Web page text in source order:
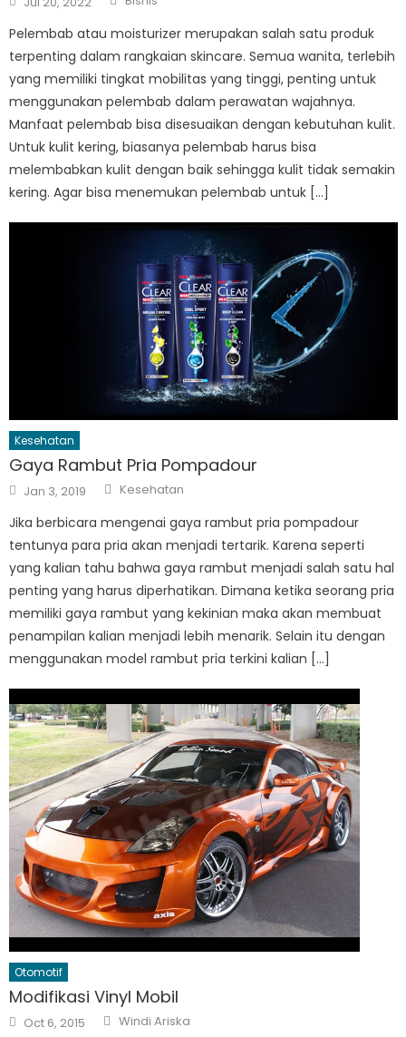
on
Pelembab atau moisturizer merupakan salah satu produk
terpenting dalam rangkaian skincare. Semua wanita, terlebih
yang memiliki tingkat mobilitas yang tinggi, penting untuk
menggunakan pelembab dalam perawatan wajahnya.
Manfaat pelembab bisa disesuaikan dengan kebutuhan kulit.
Untuk kulit kering, biasanya pelembab harus bisa
melembabkan kulit dengan baik sehingga kulit tidak semakin
kering. Agar bisa menemukan pelembab untuk […]
Kesehatan
Gaya Rambut Pria Pompadour
Posted
on
Jan 3, 2019 Author
Kesehatan
Jika berbicara mengenai gaya rambut pria pompadour
tentunya para pria akan menjadi tertarik. Karena seperti
yang kalian tahu bahwa gaya rambut menjadi salah satu hal
penting yang harus diperhatikan. Dimana ketika seorang pria
memiliki gaya rambut yang kekinian maka akan membuat
penampilan kalian menjadi lebih menarik. Selain itu dengan
menggunakan model rambut pria terkini kalian […]
Otomotif
Modifikasi Vinyl Mobil
Posted
on
Oct 6, 2015 Author
Windi Ariska